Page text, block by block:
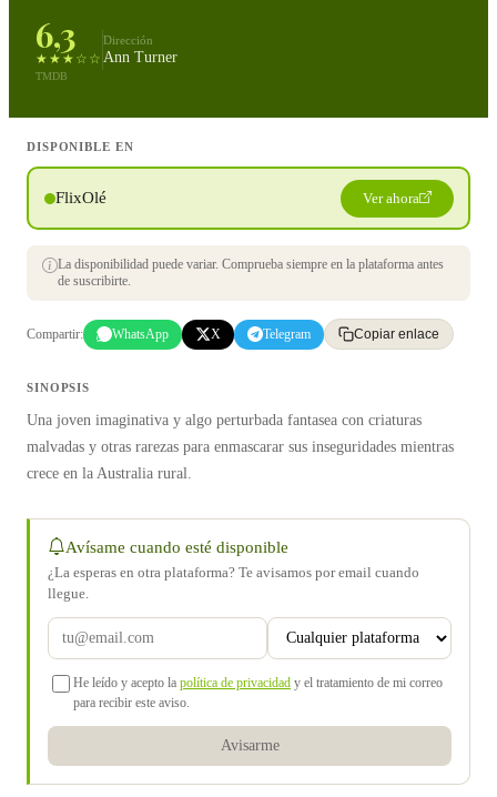
6,3
★★★☆☆
TMDB
Dirección
Ann Turner
DISPONIBLE EN
FlixOlé Ver ahora
La disponibilidad puede variar. Comprueba siempre en la plataforma antes
de suscribirte.
Compartir: WhatsApp X Telegram Copiar enlace
SINOPSIS
Una joven imaginativa y algo perturbada fantasea con criaturas
malvadas y otras rarezas para enmascarar sus inseguridades mientras
crece en la Australia rural.
Avísame cuando esté disponible
¿La esperas en otra plataforma? Te avisamos por email cuando
llegue.
He leído y acepto la política de privacidad y el tratamiento de mi correo
para recibir este aviso.
Avisarme